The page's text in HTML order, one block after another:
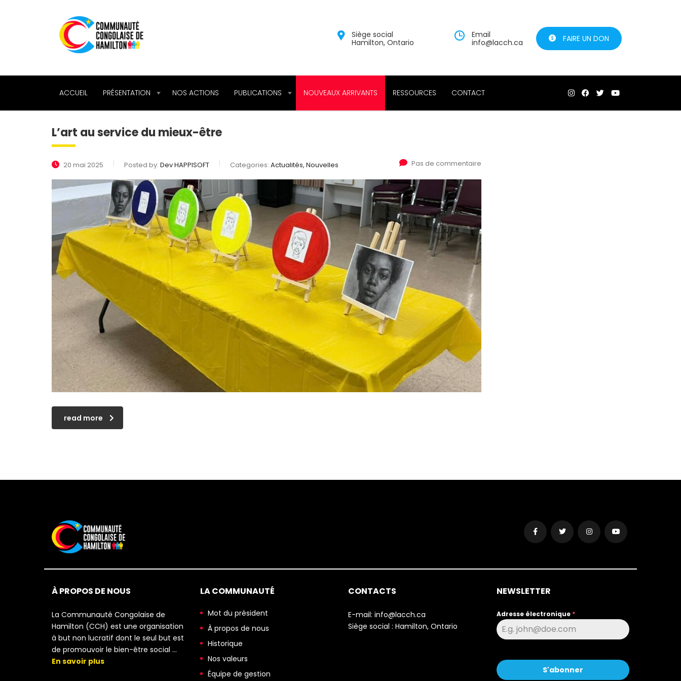
Siège social
Hamilton, Ontario
Email
info@lacch.ca
FAIRE UN DON
ACCUEIL PRÉSENTATION NOS ACTIONS PUBLICATIONS NOUVEAUX ARRIVANTS RESSOURCES CONTACT
L’art au service du mieux-être
20 mai 2025 Posted by: Dev HAPPISOFT Categories: Actualités, Nouvelles Pas de commentaire
read more
À PROPOS DE NOUS
La Communauté Congolaise de
Hamilton (CCH) est une organisation
à but non lucratif dont le seul but est
de promouvoir le bien-être social …
En savoir plus
LA COMMUNAUTÉ
Mot du président
À propos de nous
Historique
Nos valeurs
Équipe de gestion
CONTACTS
E-mail: info@lacch.ca
Siège social : Hamilton, Ontario
NEWSLETTER
Adresse électronique *
S'abonner